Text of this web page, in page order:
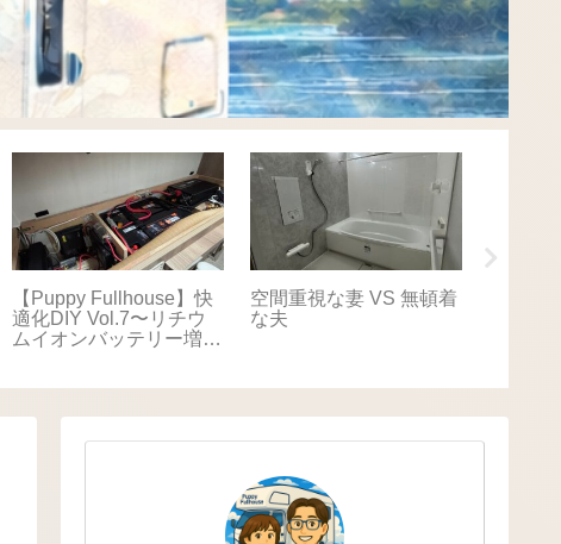
【Puppy Fullhouse】快
適化DIY Vol.7〜リチウ
ムイオンバッテリー増
空間重視な妻 VS 無頓着
な夫